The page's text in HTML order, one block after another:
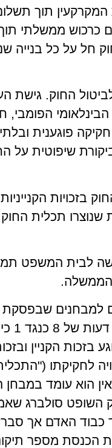
תוך תשלום
כרכוש ממשלתי
חל על כל
החוק. גישת
הפומבי,
פוגענית
שיפוטית על
בזכויות
תכלית החוק
לבית המשפט
הממשלה.
לחוק
הקניין
לחקיקתו
הוא עומד במבחן
השופט סולברג
כבוד האדם אך
הכנסת מספר